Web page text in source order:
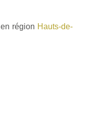
en région Hauts-de-